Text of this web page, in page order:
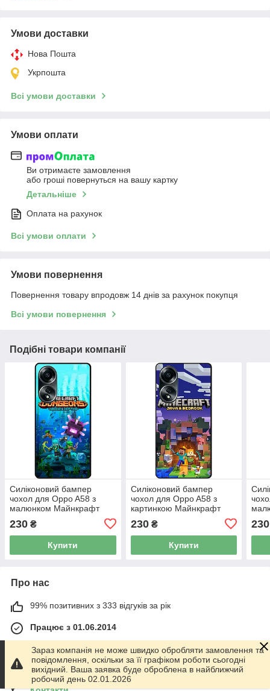
Умови доставки
Нова Пошта
Укрпошта
Всі умови доставки
Умови оплати
Ви отримаєте замовлення
або гроші повернуться на вашу картку
Детальніше
Оплата на рахунок
Всі умови оплати
Умови повернення
Повернення товару впродовж 14 днів за рахунок покупця
Всі умови повернення
Подібні товари компанії
Силіконовий бампер
чохол для Oppo A58 з
малюнком Майнкрафт
230 ₴
Купити
Силіконовий бампер
чохол для Oppo A58 з
картинкою Майнкрафт
230₴
Купити
230
Про нас
99% позитивних з 333 відгуків за рік
Працює з 01.06.2014
м. Харків
График работы 10.00-17.00. Суббота - Воскресенье
выходной!, Харків, Україна
Зараз компанія не може швидко обробляти замовлення та
повідомлення, оскільки за її графіком роботи сьогодні
вихідний. Ваша заявка буде оброблена в найближчий
робочий день 02.01.2026